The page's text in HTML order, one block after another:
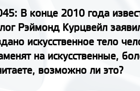
: В конце 2010 года
Рэймонд Курцвейл
искусственное тело
на искусственные,
возможно ли это?